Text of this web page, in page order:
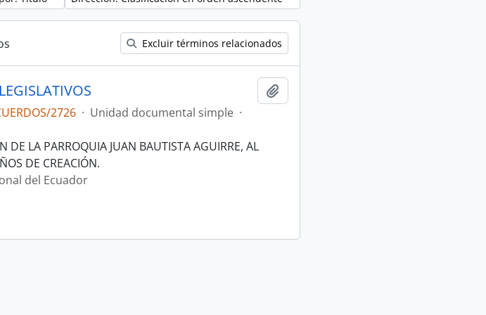
Excluir términos relacionados
2726 · Unidad documental simple ·
DE LA PARROQUIA JUAN BAUTISTA AGUIRRE, AL
DE CREACIÓN.
del Ecuador